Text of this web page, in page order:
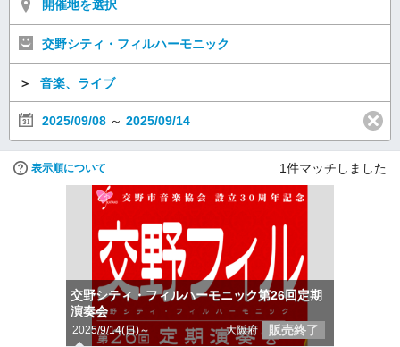
開催地を選択
交野シティ・フィルハーモニック
＞ 音楽、ライブ
2025/09/08 ～ 2025/09/14
表示順について 1件マッチしました
交野シティ・フィルハーモニック第26回定期
演奏会
2025/9/14(日)～ 大阪府 販売終了